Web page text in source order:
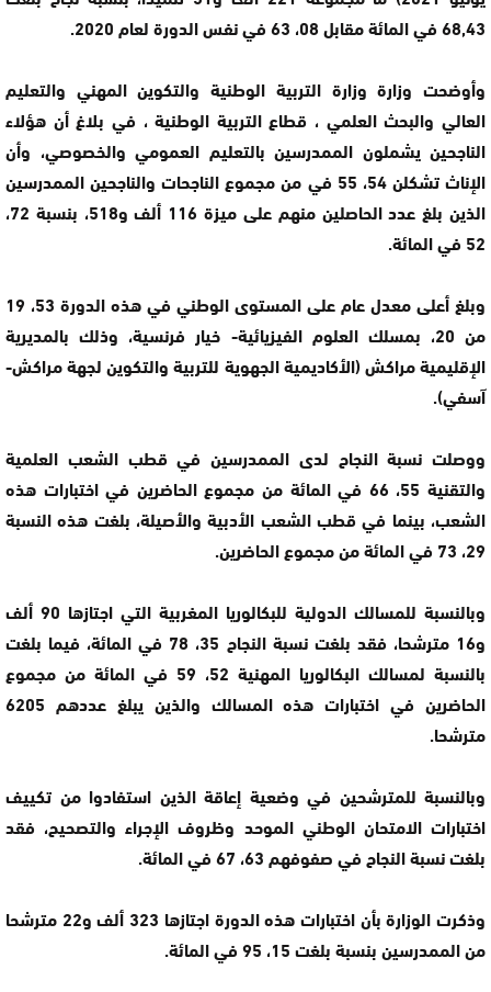
68,43 في المائة مقابل 08، 63 في نفس الدورة لعام 2020.
وأوضحت وزارة وزارة التربية الوطنية والتكوين المهني والتعليم
العالي والبحث العلمي ، قطاع التربية الوطنية ، في بلاغ أن هؤلاء
الناجحين يشملون الممدرسين بالتعليم العمومي والخصوصي، وأن
الإناث تشكلن 54، 55 في من مجموع الناجحات والناجحين الممدرسين
الذين بلغ عدد الحاصلين منهم على ميزة 116 ألف و518، بنسبة 72،
52 في المائة.
وبلغ أعلى معدل عام على المستوى الوطني في هذه الدورة 53، 19
من 20، بمسلك العلوم الفيزيائية- خيار فرنسية، وذلك بالمديرية
الإقليمية مراكش (الأكاديمية الجهوية للتربية والتكوين لجهة مراكش-
آسفي).
ووصلت نسبة النجاح لدى الممدرسين في قطب الشعب العلمية
والتقنية 55، 66 في المائة من مجموع الحاضرين في اختبارات هذه
الشعب، بينما في قطب الشعب الأدبية والأصيلة، بلغت هذه النسبة
29، 73 في المائة من مجموع الحاضرين.
وبالنسبة للمسالك الدولية للبكالوريا المغربية التي اجتازها 90 ألف
و16 مترشحا، فقد بلغت نسبة النجاح 35، 78 في المائة، فيما بلغت
بالنسبة لمسالك البكالوريا المهنية 52، 59 في المائة من مجموع
الحاضرين في اختبارات هذه المسالك والذين يبلغ عددهم 6205
مترشحا.
وبالنسبة للمترشحين في وضعية إعاقة الذين استفادوا من تكييف
اختبارات الامتحان الوطني الموحد وظروف الإجراء والتصحيح، فقد
بلغت نسبة النجاح في صفوفهم 63، 67 في المائة.
وذكرت الوزارة بأن اختبارات هذه الدورة اجتازها 323 ألف و22 مترشحا
من الممدرسين بنسبة بلغت 15، 95 في المائة.